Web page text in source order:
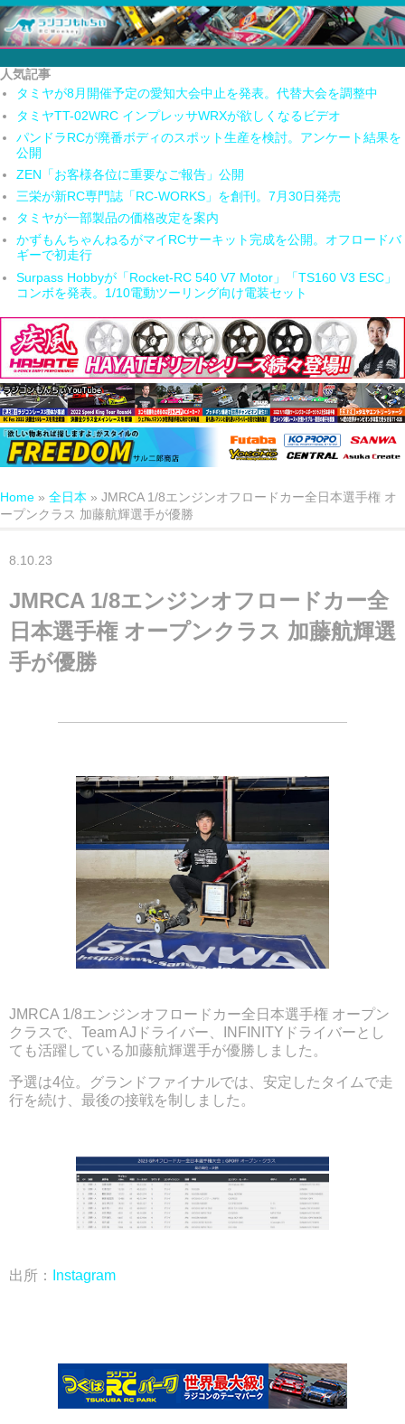
人気記事
タミヤが8月開催予定の愛知大会中止を発表。代替大会を調整中
タミヤTT-02WRC インプレッサWRXが欲しくなるビデオ
パンドラRCが廃番ボディのスポット生産を検討。アンケート結果を
公開
ZEN「お客様各位に重要なご報告」公開
三栄が新RC専門誌「RC-WORKS」を創刊。7月30日発売
タミヤが一部製品の価格改定を案内
かずもんちゃんねるがマイRCサーキット完成を公開。オフロードバ
ギーで初走行
Surpass Hobbyが「Rocket-RC 540 V7 Motor」「TS160 V3 ESC」
コンボを発表。1/10電動ツーリング向け電装セット
Home » 全日本 » JMRCA 1/8エンジンオフロードカー全日本選手権 オ
ープンクラス 加藤航輝選手が優勝
8.10.23
JMRCA 1/8エンジンオフロードカー全
日本選手権 オープンクラス 加藤航輝選
手が優勝
JMRCA 1/8エンジンオフロードカー全日本選手権 オープン
クラスで、Team AJドライバー、INFINITYドライバーとし
ても活躍している加藤航輝選手が優勝しました。
予選は4位。グランドファイナルでは、安定したタイムで走
行を続け、最後の接戦を制しました。
出所： Instagram